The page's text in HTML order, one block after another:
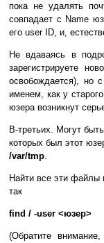
пока не удалять
совпадает с Name
его user ID, и,
Не вдаваясь в
зарегистрируете
освобождается), но
именем, как у
юзера возникнут
В-третьих. Могут
которых был этот
/var/tmp.
Найти все эти
так
find / -user <юзер>
(Обратите